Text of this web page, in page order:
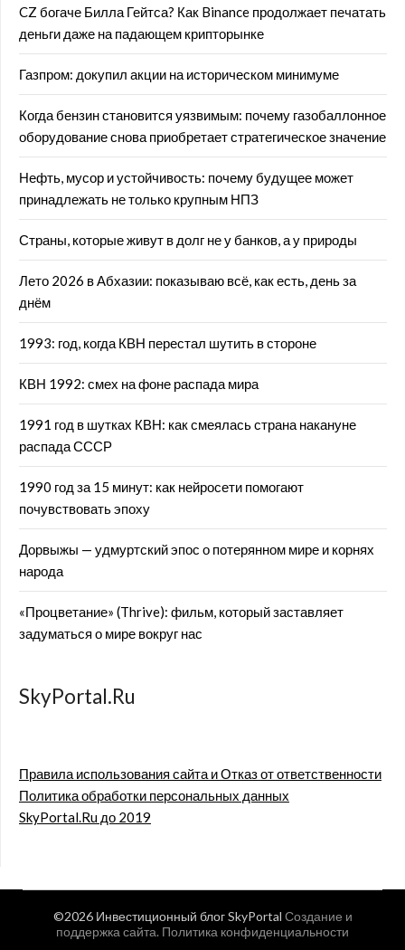
CZ богаче Билла Гейтса? Как Binance продолжает печатать
деньги даже на падающем крипторынке
Газпром: докупил акции на историческом минимуме
Когда бензин становится уязвимым: почему газобаллонное
оборудование снова приобретает стратегическое значение
Нефть, мусор и устойчивость: почему будущее может
принадлежать не только крупным НПЗ
Страны, которые живут в долг не у банков, а у природы
Лето 2026 в Абхазии: показываю всё, как есть, день за
днём
1993: год, когда КВН перестал шутить в стороне
КВН 1992: смех на фоне распада мира
1991 год в шутках КВН: как смеялась страна накануне
распада СССР
1990 год за 15 минут: как нейросети помогают
почувствовать эпоху
Дорвыжы — удмуртский эпос о потерянном мире и корнях
народа
«Процветание» (Thrive): фильм, который заставляет
задуматься о мире вокруг нас
SkyPortal.Ru
Правила использования сайта и Отказ от ответственности
Политика обработки персональных данных
SkyPortal.Ru до 2019
©2026 Инвестиционный блог SkyPortal Создание и
поддержка сайта. Политика конфиденциальности